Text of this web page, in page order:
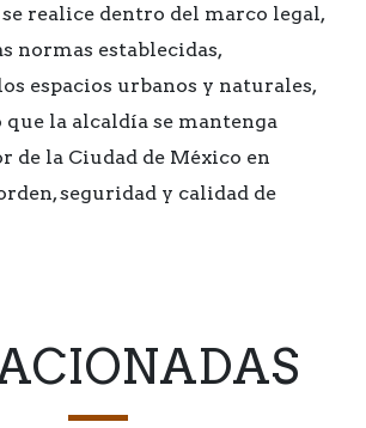
realice dentro del marco legal,
normas establecidas,
espacios urbanos y naturales,
que la alcaldía se mantenga
de la Ciudad de México en
seguridad y calidad de